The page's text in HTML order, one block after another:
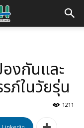
งกันและ
ภ์ในวัยรุ่น
1211